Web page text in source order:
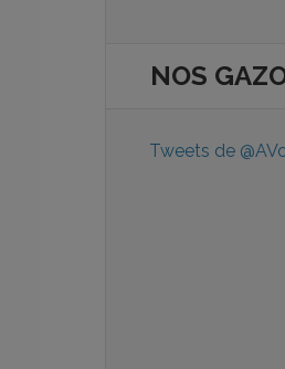
NOS
Tweets de